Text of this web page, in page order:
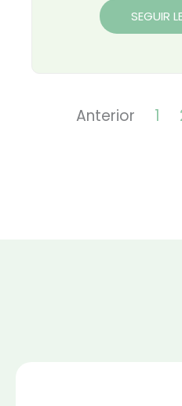
SEGUIR
Anterior 1